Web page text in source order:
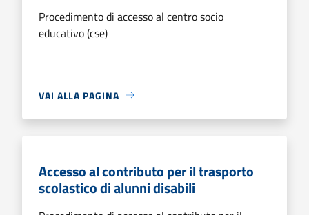
Procedimento di accesso al centro socio
educativo (cse)
VAI ALLA PAGINA
Accesso al contributo per il trasporto
scolastico di alunni disabili